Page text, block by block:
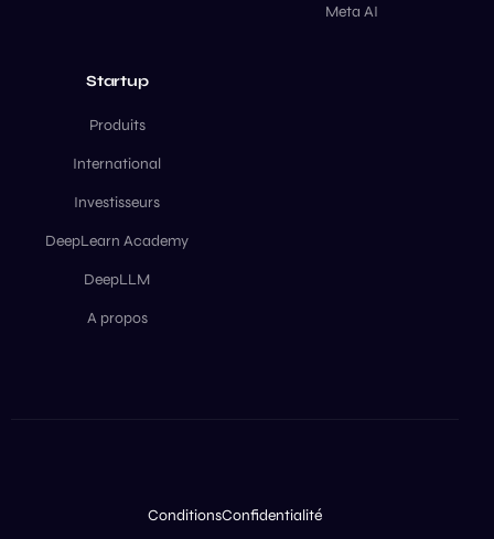
Meta AI
Startup
Produits
International
Investisseurs
DeepLearn Academy
DeepLLM
A propos
ConditionsConfidentialité